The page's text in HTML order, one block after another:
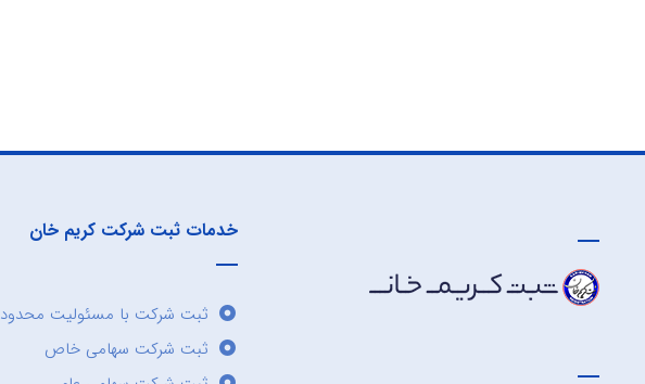
خدمات ثبت شرکت کریم خان
ثبت شرکت با مسئولیت محدود
ثبت شرکت سهامی خاص